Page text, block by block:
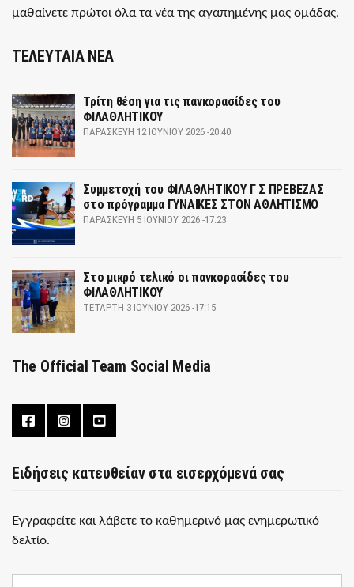
μαθαίνετε πρώτοι όλα τα νέα της αγαπημένης μας ομάδας.
ΤΕΛΕΥΤΑΙΑ ΝΕΑ
Τρίτη θέση για τις πανκορασίδες του
ΦΙΛΑΘΛΗΤΙΚΟΥ
ΠΑΡΑΣΚΕΥΉ 12 ΙΟΥΝΊΟΥ 2026 -20:40
Συμμετοχή του ΦΙΛΑΘΛΗΤΙΚΟΥ Γ Σ ΠΡΕΒΕΖΑΣ
στο πρόγραμμα ΓΥΝΑΙΚΕΣ ΣΤΟΝ ΑΘΛΗΤΙΣΜΟ
ΠΑΡΑΣΚΕΥΉ 5 ΙΟΥΝΊΟΥ 2026 -17:23
Στο μικρό τελικό οι πανκορασίδες του
ΦΙΛΑΘΛΗΤΙΚΟΥ
ΤΕΤΆΡΤΗ 3 ΙΟΥΝΊΟΥ 2026 -17:15
The Official Team Social Media
Ειδήσεις κατευθείαν στα εισερχόμενά σας
Εγγραφείτε και λάβετε το καθημερινό μας ενημερωτικό
δελτίο.